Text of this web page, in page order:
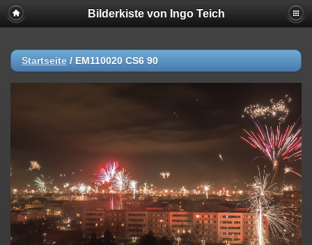
Bilderkiste von Ingo Teich
Startseite / EM110020 CS6 90